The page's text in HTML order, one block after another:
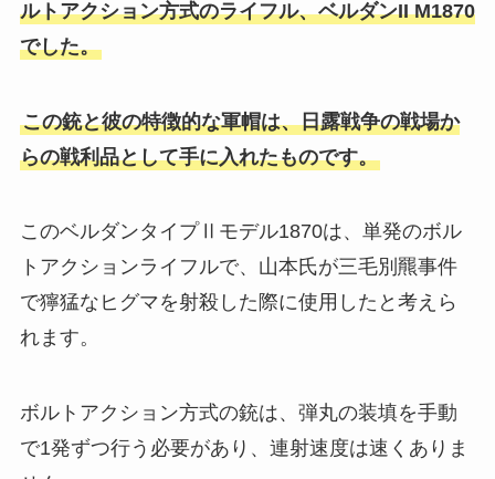
ルトアクション方式のライフル、ベルダンII M1870
でした。
この銃と彼の特徴的な軍帽は、日露戦争の戦場か
らの戦利品として手に入れたものです。
このベルダンタイプⅡモデル1870は、単発のボル
トアクションライフルで、山本氏が三毛別羆事件
で獰猛なヒグマを射殺した際に使用したと考えら
れます。
ボルトアクション方式の銃は、弾丸の装填を手動
で1発ずつ行う必要があり、連射速度は速くありま